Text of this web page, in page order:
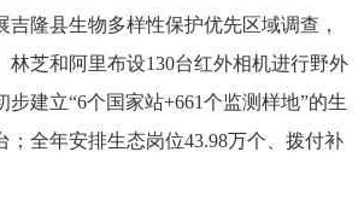
吉隆县生物多样性保护优先区域调查，
林芝和阿里布设130台红外相机进行野外
步建立“6个国家站+661个监测样地”的生
；全年安排生态岗位43.98万个、拨付补